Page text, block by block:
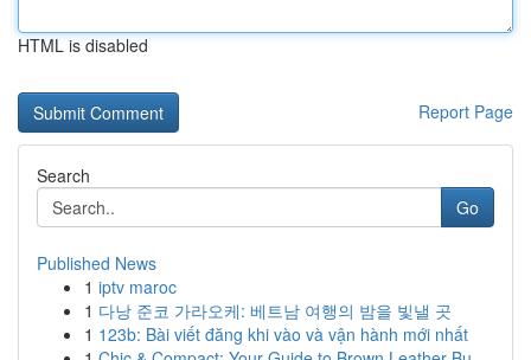
HTML is disabled
Report Page
Search
Go
Published News
1 iptv maroc
1 다낭 준코 가라오케: 베트남 여행의 밤을 빛낼 곳
1 123b: Bài viết đăng khi vào và vận hành mới nhất